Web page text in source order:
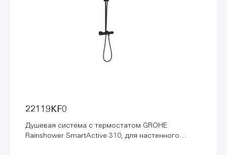
22119KF0
Душевая система с термостатом GROHE
Rainshower SmartActive 310, для настенного